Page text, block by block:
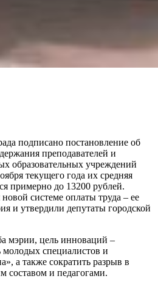
подписано постановление об
преподавателей и
образовательных учреждений
текущего года их средняя
примерно до 13200 рублей.
системе оплаты труда – ее
и утвердили депутаты городской
мэрии, цель инноваций –
специалистов и
а также сократить разрыв в
составом и педагогами.